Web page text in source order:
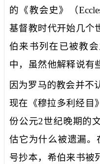
的 《教会史》（
基督教时代开始几个
伯来书列在已被教
中，虽然他解释说有
因为罗马的教会并不
现在《穆拉多利经目
份公元2世纪晚期的
估它为什么被遗漏。
号抄本，希伯来书被